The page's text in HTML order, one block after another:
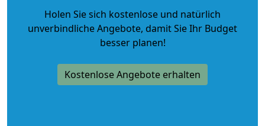
Holen Sie sich kostenlose und natürlich
unverbindliche Angebote, damit Sie Ihr Budget
besser planen!
Kostenlose Angebote erhalten